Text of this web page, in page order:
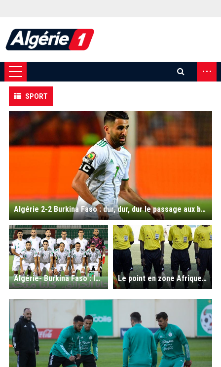
...
SPORT
Algérie 2-2 Burkina Faso : dur, dur, dur le passage aux barrages ! (Vidéo)
Algérie- Burkina Faso : les Verts pour un match parfait ; Victor Gomez, un choix au dessus de tout soupçon ? Le point en zone Afrique des éliminatoires Mondial 2022 : six nations qualifiées aux barrages ; l’arbitrage fait peur